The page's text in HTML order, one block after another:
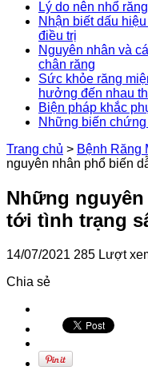
Lý do nên nhổ
Nhận biết dấu
điều trị
Nguyên nhân và
chân răng
Sức khỏe răng
hưởng đến nhau
Biện pháp khắc
Những biến
Trang chủ > Bệnh Răng
nguyên nhân phổ biến
Những
tới tình trạng
14/07/2021 285 Lượt
Chia sẻ